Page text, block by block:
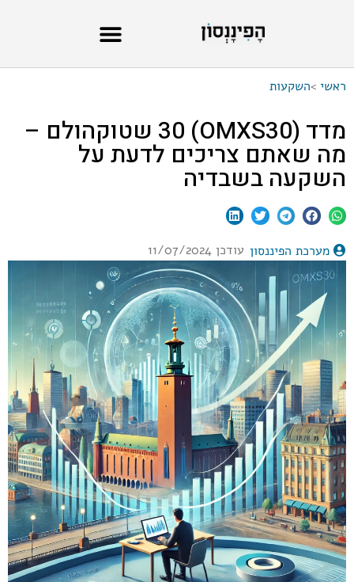
ראשי >השקעות
מדד (OMXS30) 30 שטוקהולם –
מה שאתם צריכים לדעת על
השקעה בשבדיה
מערכת הפיננסון עודכן 11/07/2024